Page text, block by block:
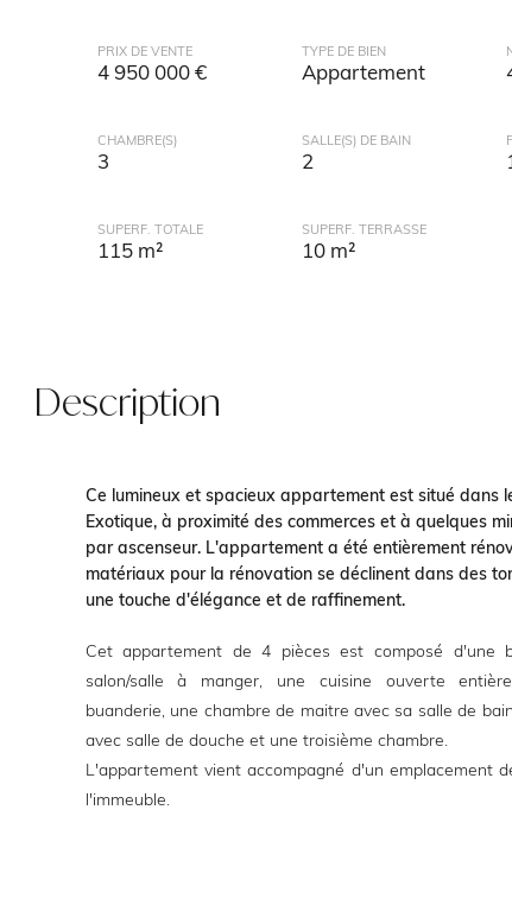
PRIX DE VENTE
4 950 000 €
TYPE DE BIEN
Appartement
CHAMBRE(S)
3
SALLE(S) DE BAIN
2
SUPERF. TOTALE
115 m²
SUPERF. TERRASSE
10 m²
Description
Ce lumineux et spacieux appartement est situé dans
Exotique, à proximité des commerces et à quelques
par ascenseur. L'appartement a été entièrement
matériaux pour la rénovation se déclinent dans des
une touche d'élégance et de raffinement.
Cet appartement de 4 pièces est composé d'une
salon/salle à manger, une cuisine ouverte
buanderie, une chambre de maitre avec sa salle de
avec salle de douche et une troisième chambre.
L'appartement vient accompagné d'un emplacement
l'immeuble.